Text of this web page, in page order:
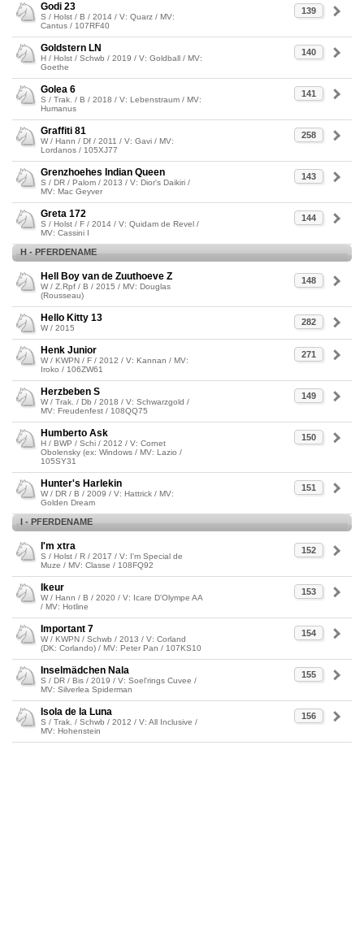
139
Godi 23
S / Holst / B / 2014 / V: Quarz / MV:
Cantus / 107RF40
140
Goldstern LN
H / Holst / Schwb / 2019 / V: Goldball / MV:
Goethe
141
Golea 6
S / Trak. / B / 2018 / V: Lebenstraum / MV:
Humanus
258
Graffiti 81
W / Hann / Df / 2011 / V: Gavi / MV:
Lordanos / 105XJ77
143
Grenzhoehes Indian Queen
S / DR / Palom / 2013 / V: Dior's Daikiri /
MV: Mac Geyver
144
Greta 172
S / Holst / F / 2014 / V: Quidam de Revel /
MV: Cassini I
H - PFERDENAME
148
Hell Boy van de Zuuthoeve Z
W / Z.Rpf / B / 2015 / MV: Douglas
(Rousseau)
282
Hello Kitty 13
W / 2015
271
Henk Junior
W / KWPN / F / 2012 / V: Kannan / MV:
Iroko / 106ZW61
149
Herzbeben S
W / Trak. / Db / 2018 / V: Schwarzgold /
MV: Freudenfest / 108QQ75
150
Humberto Ask
H / BWP / Schi / 2012 / V: Cornet
Obolensky (ex: Windows / MV: Lazio /
105SY31
151
Hunter's Harlekin
W / DR / B / 2009 / V: Hattrick / MV:
Golden Dream
I - PFERDENAME
152
I'm xtra
S / Holst / R / 2017 / V: I'm Special de
Muze / MV: Classe / 108FQ92
153
Ikeur
W / Hann / B / 2020 / V: Icare D'Olympe AA
/ MV: Hotline
154
Important 7
W / KWPN / Schwb / 2013 / V: Corland
(DK: Corlando) / MV: Peter Pan / 107KS10
155
Inselmädchen Nala
S / DR / Bis / 2019 / V: Soel'rings Cuvee /
MV: Silverlea Spiderman
156
Isola de la Luna
S / Trak. / Schwb / 2012 / V: All Inclusive /
MV: Hohenstein